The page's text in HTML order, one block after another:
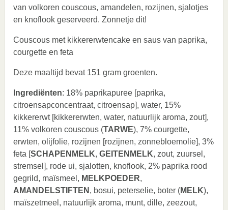
van volkoren couscous, amandelen, rozijnen, sjalotjes
en knoflook geserveerd. Zonnetje dit!
Couscous met kikkererwtencake en saus van paprika,
courgette en feta
Deze maaltijd bevat 151 gram groenten.
Ingrediënten: 18% paprikapuree [paprika,
citroensapconcentraat, citroensap], water, 15%
kikkererwt [kikkererwten, water, natuurlijk aroma, zout],
11% volkoren couscous (TARWE), 7% courgette,
erwten, olijfolie, rozijnen [rozijnen, zonnebloemolie], 3%
feta [SCHAPENMELK, GEITENMELK, zout, zuursel,
stremsel], rode ui, sjalotten, knoflook, 2% paprika rood
gegrild, maïsmeel, MELKPOEDER,
AMANDELSTIFTEN , bosui, peterselie, boter (MELK),
maïszetmeel, natuurlijk aroma, munt, dille, zeezout,